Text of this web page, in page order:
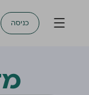
כניסה